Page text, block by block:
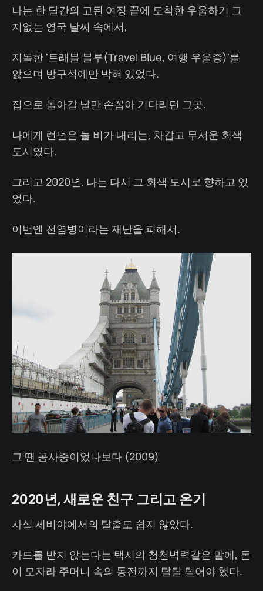
나는 한 달간의 고된 여정 끝에 도착한 우울하기 그
지없는 영국 날씨 속에서,
지독한 '트래블 블루(Travel Blue, 여행 우울증)'를
앓으며 방구석에만 박혀 있었다.
집으로 돌아갈 날만 손꼽아 기다리던 그곳.
나에게 런던은 늘 비가 내리는, 차갑고 무서운 회색
도시였다.
그리고 2020년. 나는 다시 그 회색 도시로 향하고 있
었다.
이번엔 전염병이라는 재난을 피해서.
그 땐 공사중이었나보다 (2009)
2020년, 새로운 친구 그리고 온기
사실 세비야에서의 탈출도 쉽지 않았다.
카드를 받지 않는다는 택시의 청천벽력같은 말에, 돈
이 모자라 주머니 속의 동전까지 탈탈 털어야 했다.